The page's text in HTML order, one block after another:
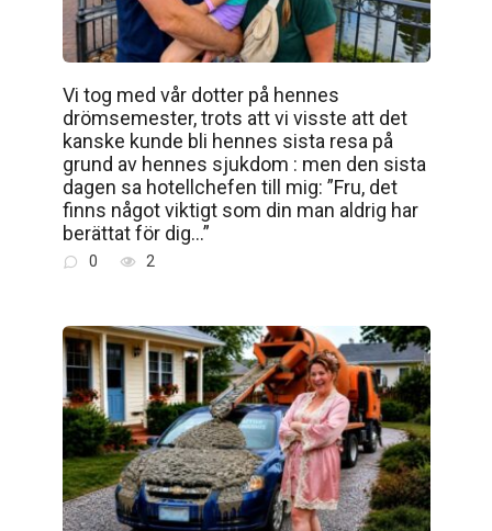
Vi tog med vår dotter på hennes
drömsemester, trots att vi visste att det
kanske kunde bli hennes sista resa på
grund av hennes sjukdom : men den sista
dagen sa hotellchefen till mig: ”Fru, det
finns något viktigt som din man aldrig har
berättat för dig…”
0 2